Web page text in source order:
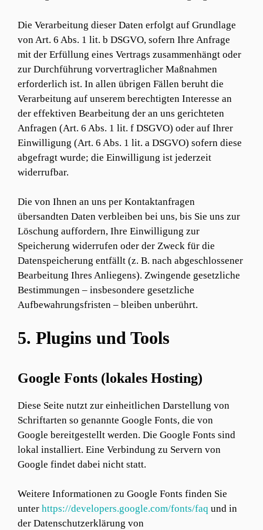
Die Verarbeitung dieser Daten erfolgt auf Grundlage
von Art. 6 Abs. 1 lit. b DSGVO, sofern Ihre Anfrage
mit der Erfüllung eines Vertrags zusammenhängt oder
zur Durchführung vorvertraglicher Maßnahmen
erforderlich ist. In allen übrigen Fällen beruht die
Verarbeitung auf unserem berechtigten Interesse an
der effektiven Bearbeitung der an uns gerichteten
Anfragen (Art. 6 Abs. 1 lit. f DSGVO) oder auf Ihrer
Einwilligung (Art. 6 Abs. 1 lit. a DSGVO) sofern diese
abgefragt wurde; die Einwilligung ist jederzeit
widerrufbar.
Die von Ihnen an uns per Kontaktanfragen
übersandten Daten verbleiben bei uns, bis Sie uns zur
Löschung auffordern, Ihre Einwilligung zur
Speicherung widerrufen oder der Zweck für die
Datenspeicherung entfällt (z. B. nach abgeschlossener
Bearbeitung Ihres Anliegens). Zwingende gesetzliche
Bestimmungen – insbesondere gesetzliche
Aufbewahrungsfristen – bleiben unberührt.
5. Plugins und Tools
Google Fonts (lokales Hosting)
Diese Seite nutzt zur einheitlichen Darstellung von
Schriftarten so genannte Google Fonts, die von
Google bereitgestellt werden. Die Google Fonts sind
lokal installiert. Eine Verbindung zu Servern von
Google findet dabei nicht statt.
Weitere Informationen zu Google Fonts finden Sie
unter https://developers.google.com/fonts/faq und in
der Datenschutzerklärung von